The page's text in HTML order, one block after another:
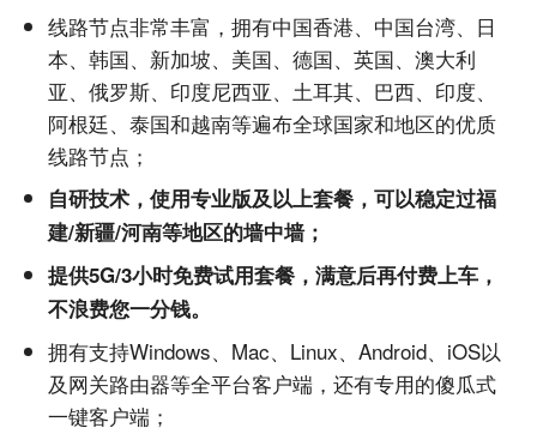
线路节点非常丰富，拥有中国香港、中国台湾、日
本、韩国、新加坡、美国、德国、英国、澳大利
亚、俄罗斯、印度尼西亚、土耳其、巴西、印度、
阿根廷、泰国和越南等遍布全球国家和地区的优质
线路节点；
自研技术，使用专业版及以上套餐，可以稳定过福
建/新疆/河南等地区的墙中墙；
提供5G/3小时免费试用套餐，满意后再付费上车，
不浪费您一分钱。
拥有支持Windows、Mac、Linux、Android、iOS以
及网关路由器等全平台客户端，还有专用的傻瓜式
一键客户端；